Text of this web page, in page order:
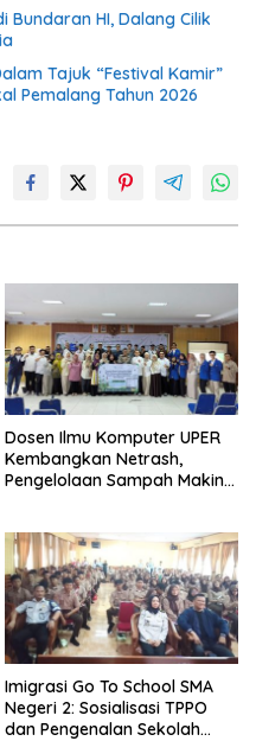
HI, Dalang Cilik
Tajuk “Festival Kamir”
Pemalang Tahun 2026
Dosen Ilmu Komputer UPER
Kembangkan Netrash,
Pengelolaan Sampah Makin
Imigrasi Go To School SMA
Negeri 2: Sosialisasi TPPO
dan Pengenalan Sekolah